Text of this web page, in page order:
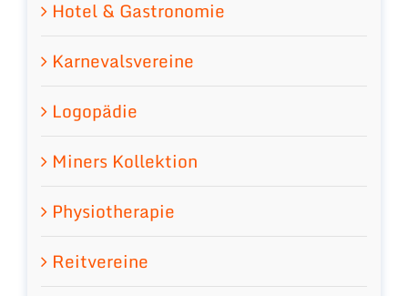
Hotel & Gastronomie
Karnevalsvereine
Logopädie
Miners Kollektion
Physiotherapie
Reitvereine